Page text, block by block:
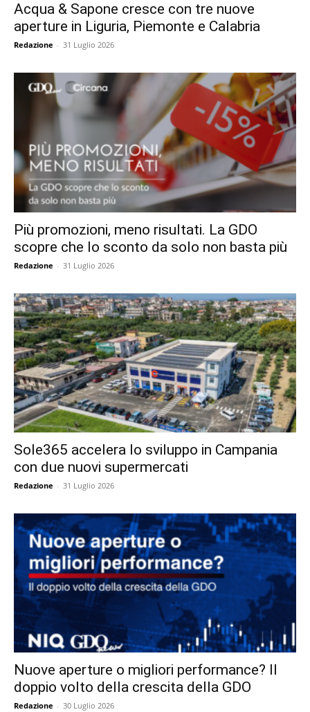
Acqua & Sapone cresce con tre nuove
aperture in Liguria, Piemonte e Calabria
Redazione - 31 Luglio 2026
Più promozioni, meno risultati. La GDO
scopre che lo sconto da solo non basta più
Redazione - 31 Luglio 2026
Sole365 accelera lo sviluppo in Campania
con due nuovi supermercati
Redazione - 31 Luglio 2026
Nuove aperture o migliori performance? Il
doppio volto della crescita della GDO
Redazione - 30 Luglio 2026